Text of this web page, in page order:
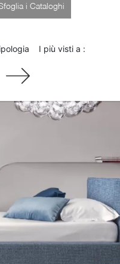
i Cataloghi
I più visti a :